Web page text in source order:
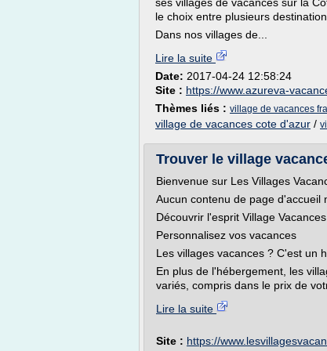
le choix entre plusieurs
Dans nos villages de...
Lire la suite
Date: 2017-04-24 12:58:24
Site : https://www.azureva-
Thèmes liés : village de vacances
village de vacances cote d'azur /
Trouver le village
Bienvenue sur Les Villages
Aucun contenu de page d'accueil
Découvrir l'esprit Village Vacances
Personnalisez vos vacances
Les villages vacances ? C'est un
En plus de l'hébergement, les
variés, compris dans le prix de
Lire la suite
Site : https://